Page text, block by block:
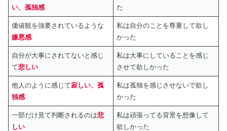
い、孤独感
た
価値観を強要されているような
嫌悪感
私は自分のことを尊重して欲し
かった
自分が大事にされてないと感じ
て悲しい
私は大事にしていることを感じ
させて欲しかった
他人のように感じて寂しい、孤
独感
私は孤独を感じさせないで欲し
かった
一部だけ見て判断されるのは悲
しい
私は頑張ってる背景を想像して
欲しかった